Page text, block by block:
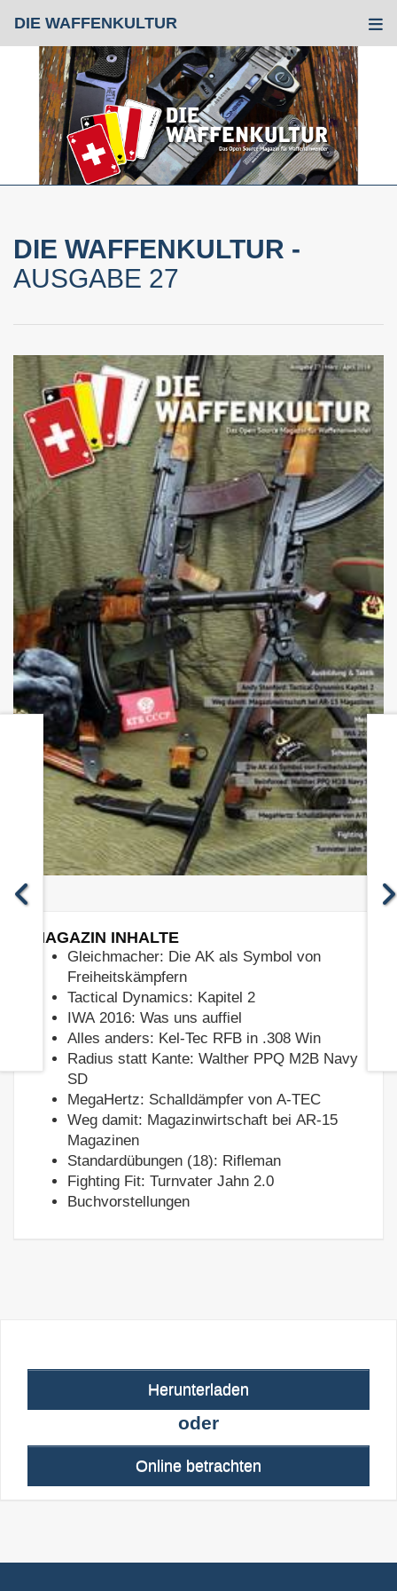
DIE WAFFENKULTUR
DIE WAFFENKULTUR -
AUSGABE 27
MAGAZIN INHALTE
Gleichmacher: Die AK als Symbol von
Freiheitskämpfern
Tactical Dynamics: Kapitel 2
IWA 2016: Was uns auffiel
Alles anders: Kel-Tec RFB in .308 Win
Radius statt Kante: Walther PPQ M2B Navy
SD
MegaHertz: Schalldämpfer von A-TEC
Weg damit: Magazinwirtschaft bei AR-15
Magazinen
Standardübungen (18): Rifleman
Fighting Fit: Turnvater Jahn 2.0
Buchvorstellungen
Herunterladen
oder
Online betrachten